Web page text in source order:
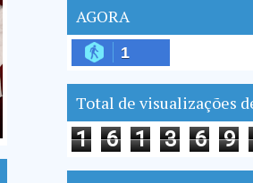
AGORA
1
Total de visualizações
1 6 1 3 6 9